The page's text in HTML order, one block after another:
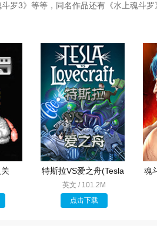
罗3》等等，同名作品还有《水上魂斗
特斯拉VS爱之舟(Tesla
vs Lovecraft)
英文 / 101.2M
点击下载
魂